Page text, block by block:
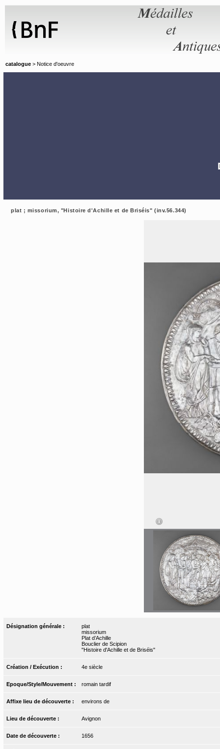
catalogue > Notice d'oeuvre
plat ; missorium, "Histoire d'Achille et de Briséis" (inv.56.344)
Désignation générale :
plat
missorium
Plat d’Achille
Bouclier de Scipion
"Histoire d'Achille et de Briséis"
Création / Exécution : 4e siècle
Epoque/Style/Mouvement : romain tardif
Affixe lieu de découverte : environs de
Lieu de découverte : Avignon
Date de découverte : 1656